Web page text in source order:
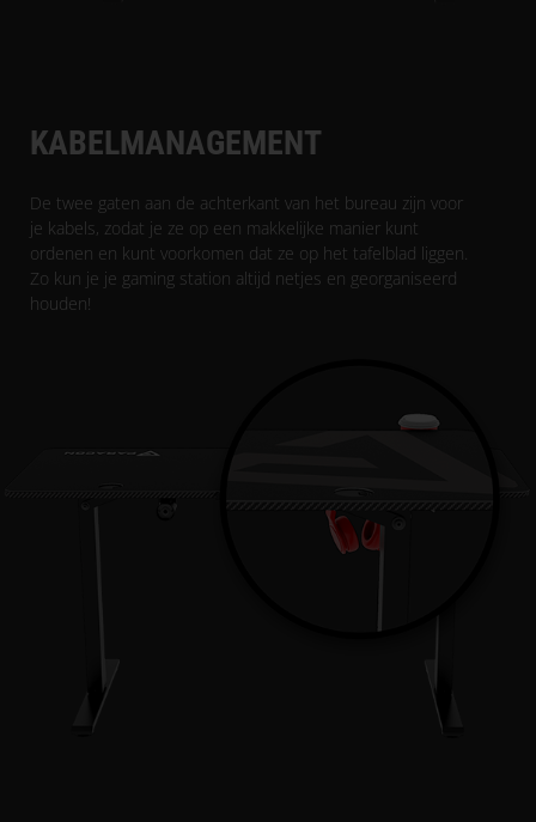
KABELMANAGEMENT
De twee gaten aan de achterkant van het bureau zijn voor
je kabels, zodat je ze op een makkelijke manier kunt
ordenen en kunt voorkomen dat ze op het tafelblad liggen.
Zo kun je je gaming station altijd netjes en georganiseerd
houden!